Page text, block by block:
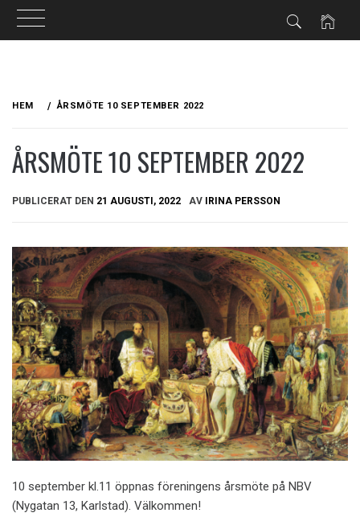
HEM ÅRSMÖTE 10 SEPTEMBER 2022
ÅRSMÖTE 10 SEPTEMBER 2022
PUBLICERAT DEN 21 AUGUSTI, 2022 AV IRINA PERSSON
10 september kl.11 öppnas föreningens årsmöte på NBV
(Nygatan 13, Karlstad). Välkommen!